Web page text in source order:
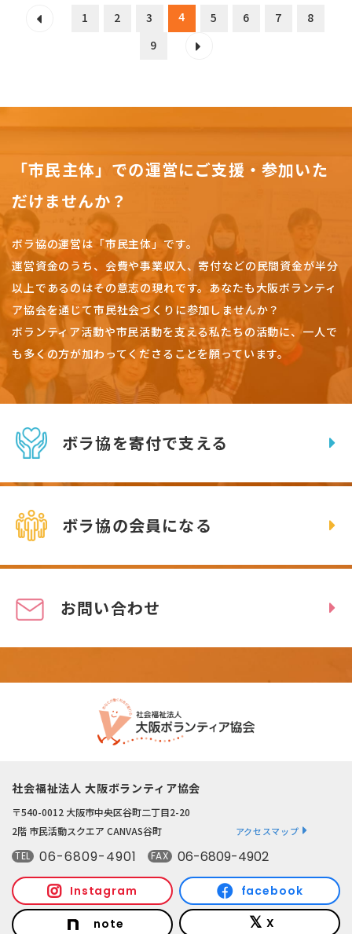
1 2 3 4 5 6 7
8
9
「市民主体」での運営にご支援・参加いた
だけませんか？
ボラ協の運営は「市民主体」です。
運営資金のうち、会費や事業収入、寄付などの民間資金が半分
以上であるのはその意志の現れです。 あなたも大阪ボランティ
ア協会を通じて市民社会づくりに参加しませんか？
ボランティア活動や市民活動を支える私たちの活動に、一人で
も多くの方が加わってくださることを願っています。
ボラ協を寄付で支える
ボラ協の会員になる
お問い合わせ
社会福祉法人 大阪ボランティア協会
〒540-0012 大阪市中央区谷町二丁目2-20
2階 市民活動スクエア CANVAS谷町
アクセスマップ
TEL 06-6809-4901 FAX 06-6809-4902
Instagram facebook
note X